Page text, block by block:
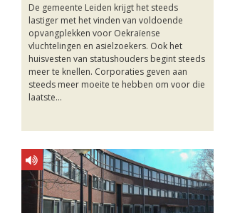
De gemeente Leiden krijgt het steeds
lastiger met het vinden van voldoende
opvangplekken voor Oekraïense
vluchtelingen en asielzoekers. Ook het
huisvesten van statushouders begint steeds
meer te knellen. Corporaties geven aan
steeds meer moeite te hebben om voor die
laatste...